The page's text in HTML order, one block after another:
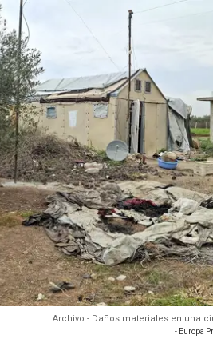
Archivo - Daños materiales en una
- Europa